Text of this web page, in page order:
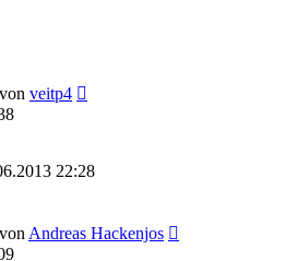
von veitp4
22:28
von Andreas Hackenjos